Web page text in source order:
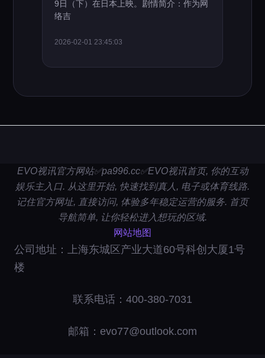
9日（下）在日本上映。剧情简介：作为网
络吉
2026-02-01 23:45:03
EVO视讯官方网站✅pa996.cc✅EVO视讯首页, 你的互动
娱乐主入口. 从这里开始, 快速找到真人, 电子或体育线路.
记住官方网址, 直接访问, 体验多年稳定运营的服务. 首页
导航简单, 让你轻松进入想玩的区域.
网站地图
公司地址：上海东城区产业大道60号科创大厦1号
楼
联系电话：400-380-7031
邮箱：evo77@outlook.com